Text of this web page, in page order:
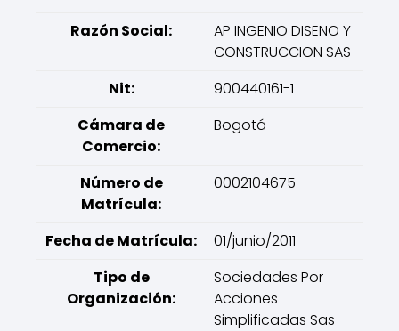
Razón Social:
AP INGENIO DISENO Y
CONSTRUCCION SAS
Nit:
900440161-1
Cámara de
Comercio:
Bogotá
Número de
Matrícula:
0002104675
Fecha de Matrícula:
01/junio/2011
Tipo de
Organización:
Sociedades Por
Acciones
Simplificadas Sas